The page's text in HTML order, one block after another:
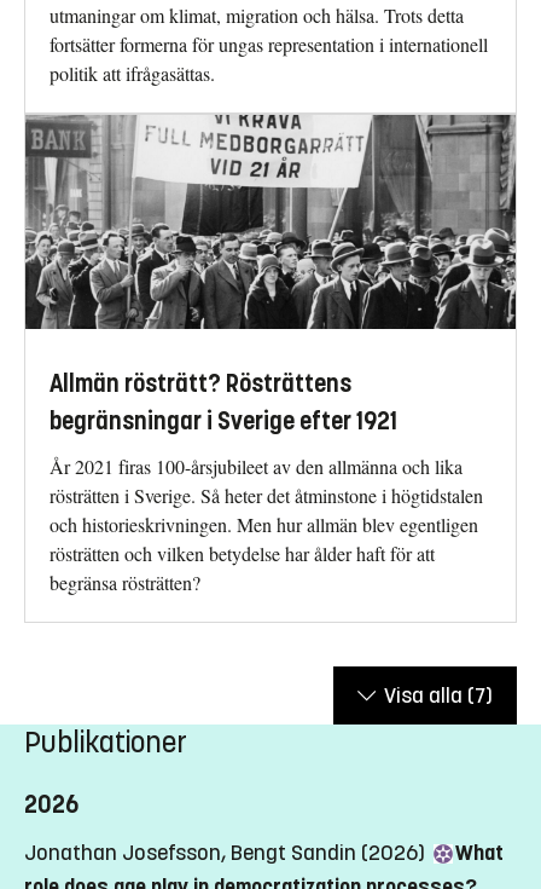
utmaningar om klimat, migration och hälsa. Trots detta
fortsätter formerna för ungas representation i internationell
politik att ifrågasättas.
Allmän rösträtt? Rösträttens
begränsningar i Sverige efter 1921
År 2021 firas 100-årsjubileet av den allmänna och lika
rösträtten i Sverige. Så heter det åtminstone i högtidstalen
och historieskrivningen. Men hur allmän blev egentligen
rösträtten och vilken betydelse har ålder haft för att
begränsa rösträtten?
Visa alla (7)
Publikationer
2026
Jonathan Josefsson, Bengt Sandin (2026)
What